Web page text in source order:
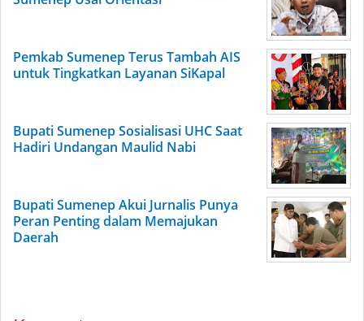
Pemkab Sumenep Terus Tambah AIS
untuk Tingkatkan Layanan SiKapal
Bupati Sumenep Sosialisasi UHC Saat
Hadiri Undangan Maulid Nabi
Bupati Sumenep Akui Jurnalis Punya
Peran Penting dalam Memajukan
Daerah